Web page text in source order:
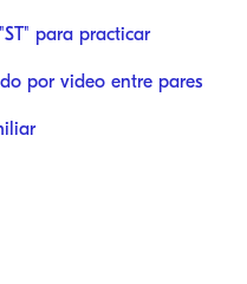
para practicar
por video entre pares